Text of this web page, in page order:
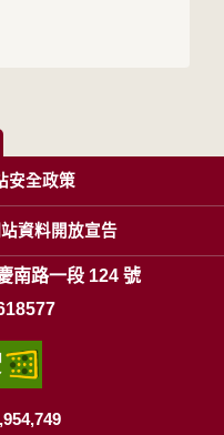
安全政策
資料開放宣告
南路一段 124 號